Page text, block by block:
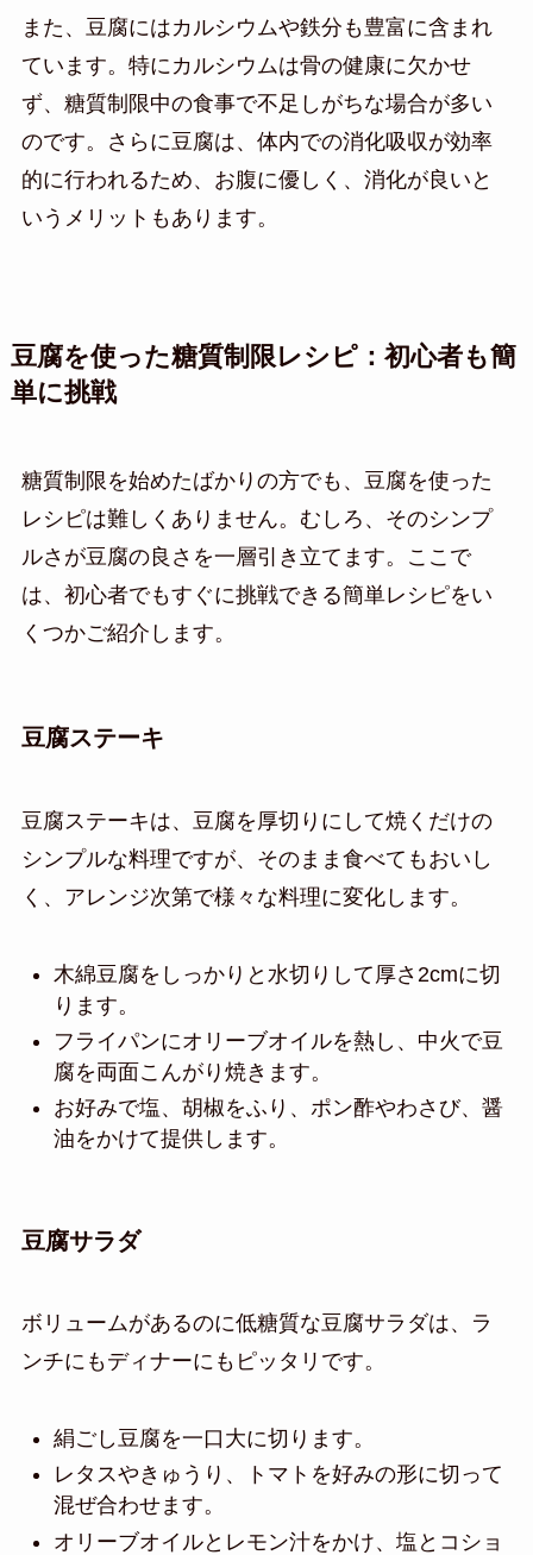
また、豆腐にはカルシウムや鉄分も豊富に含まれ
ています。特にカルシウムは骨の健康に欠かせ
ず、糖質制限中の食事で不足しがちな場合が多い
のです。さらに豆腐は、体内での消化吸収が効率
的に行われるため、お腹に優しく、消化が良いと
いうメリットもあります。
豆腐を使った糖質制限レシピ：初心者も簡
単に挑戦
糖質制限を始めたばかりの方でも、豆腐を使った
レシピは難しくありません。むしろ、そのシンプ
ルさが豆腐の良さを一層引き立てます。ここで
は、初心者でもすぐに挑戦できる簡単レシピをい
くつかご紹介します。
豆腐ステーキ
豆腐ステーキは、豆腐を厚切りにして焼くだけの
シンプルな料理ですが、そのまま食べてもおいし
く、アレンジ次第で様々な料理に変化します。
木綿豆腐をしっかりと水切りして厚さ2cmに切
ります。
フライパンにオリーブオイルを熱し、中火で豆
腐を両面こんがり焼きます。
お好みで塩、胡椒をふり、ポン酢やわさび、醤
油をかけて提供します。
豆腐サラダ
ボリュームがあるのに低糖質な豆腐サラダは、ラ
ンチにもディナーにもピッタリです。
絹ごし豆腐を一口大に切ります。
レタスやきゅうり、トマトを好みの形に切って
混ぜ合わせます。
オリーブオイルとレモン汁をかけ、塩とコショ